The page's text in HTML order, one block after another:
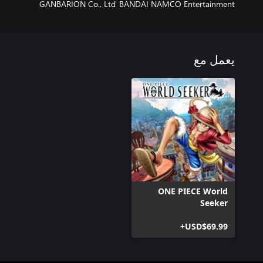
BANDAI NAMCO Entertainment
GANBARION Co., Ltd
يعمل مع
ONE PIECE World
Seeker
USD$69.99+